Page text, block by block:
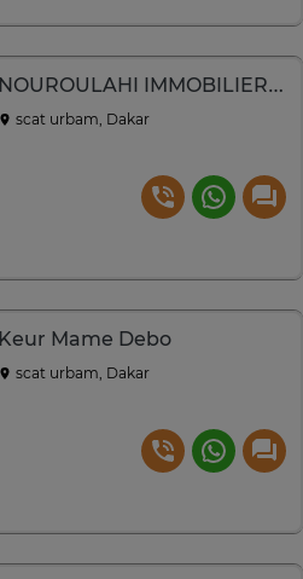
NOUROULAHI IMMOBILIER SERVICES
scat urbam, Dakar
Keur Mame Debo
scat urbam, Dakar